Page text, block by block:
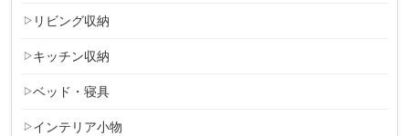
リビング収納
キッチン収納
ベッド・寝具
インテリア小物